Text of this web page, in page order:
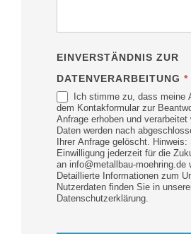
EINVERSTÄNDNIS ZUR
DATENVERARBEITUNG *
Ich stimme zu, dass meine
dem Kontakformular zur
Anfrage erhoben und verarbeitet
Daten werden nach
Ihrer Anfrage gelöscht.
Einwilligung jederzeit für die
an info@metallbau-moehring.de
Detaillierte Informationen zum
Nutzerdaten finden Sie in
Datenschutzerklärung.